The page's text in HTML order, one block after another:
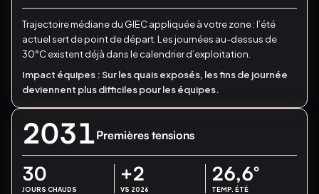
Trajectoire médiane du GIEC appliquée à votre zone : l’été
actuel sert de point de départ. Les journées au-dessus de
30°C existent déjà dans le calendrier d’exploitation.
Impact équipes :Sur les quais exposés, les fins de journée
deviennent plus difficiles pour les équipes.
2031Premières tensions
30
JOURS CHAUDS
+2
VS 2026
26,6°
TEMP. ÉTÉ